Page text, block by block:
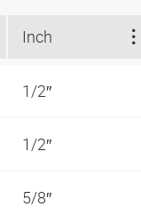
Inch
1/2″
1/2″
5/8″